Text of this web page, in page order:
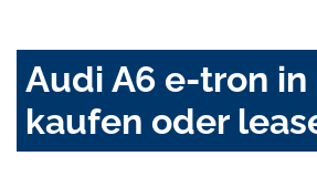
Audi A6 e-tron in
kaufen oder